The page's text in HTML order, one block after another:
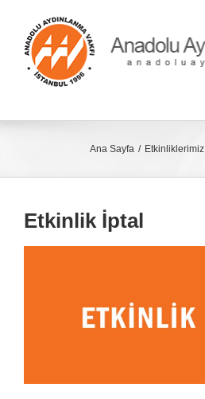
content
Ana Sayfa Etkinliklerimiz
Etkinlik İptal